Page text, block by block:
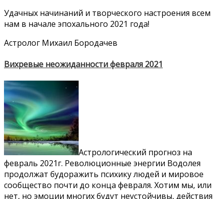
Удачных начинаний и творческого настроения всем
нам в начале эпохального 2021 года!
Астролог Михаил Бородачев
Вихревые неожиданности февраля 2021
Астрологический прогноз на
февраль 2021г. Революционные энергии Водолея
продолжат будоражить психику людей и мировое
сообщество почти до конца февраля. Хотим мы, или
нет, но эмоции многих будут неустойчивы, действия